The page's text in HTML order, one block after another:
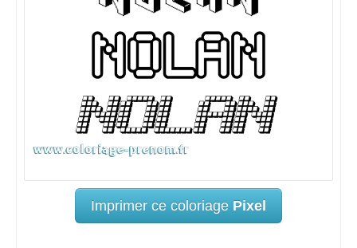
Imprimer ce coloriage Pixel